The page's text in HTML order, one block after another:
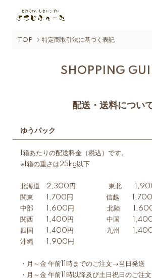
TOP 特定商取引法に基づく表記
SHOPPING
配送・送料につい
ゆうパック
1箱あたりの配送料金（税込）です。
※1箱の重さは25kg以下
北海道 2,300円 東北 1,900
関東 1,700円 信越 1,700
中部 1,600円 北陸 1,600
関西 1,400円 中国 1,400
四国 1,400円 九州 1,400
沖縄 1,900円
・月～金 午前11時までのご注文→当日発送
・月～金 午前11時以降及び土日祝日のご注